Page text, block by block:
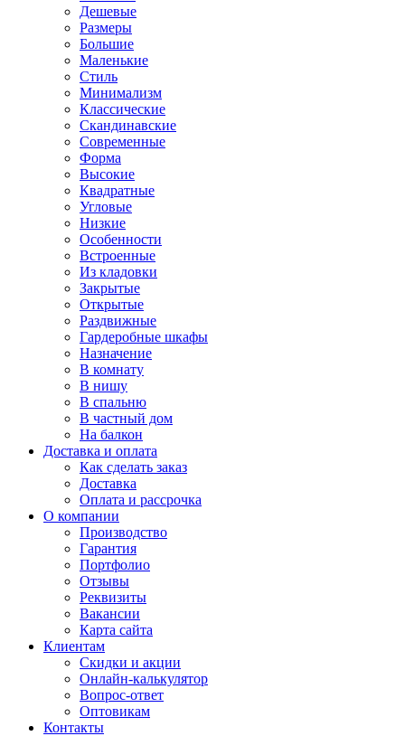
Дешевые
Размеры
Большие
Маленькие
Стиль
Минимализм
Классические
Скандинавские
Современные
Форма
Высокие
Квадратные
Угловые
Низкие
Особенности
Встроенные
Из кладовки
Закрытые
Открытые
Раздвижные
Гардеробные шкафы
Назначение
В комнату
В нишу
В спальню
В частный дом
На балкон
Доставка и оплата
Как сделать заказ
Доставка
Оплата и рассрочка
О компании
Производство
Гарантия
Портфолио
Отзывы
Реквизиты
Вакансии
Карта сайта
Клиентам
Скидки и акции
Онлайн-калькулятор
Вопрос-ответ
Оптовикам
Контакты